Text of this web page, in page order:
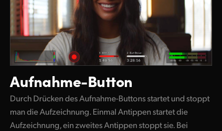
Aufnahme-Button
Durch Drücken des Aufnahme-Buttons startet und stoppt
man die Aufzeichnung. Einmal Antippen startet die
Aufzeichnung, einzweites Antippenstoppt sie. Bei